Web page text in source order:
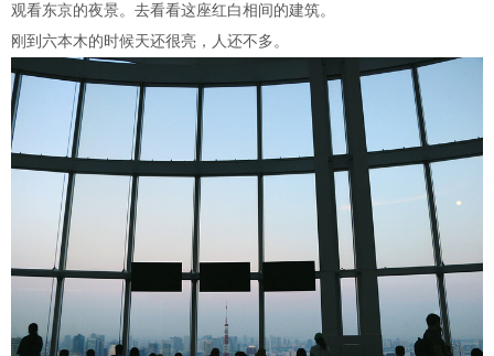
观看东京的夜景。去看看这座红白相间的建筑。
刚到六本木的时候天还很亮，人还不多。